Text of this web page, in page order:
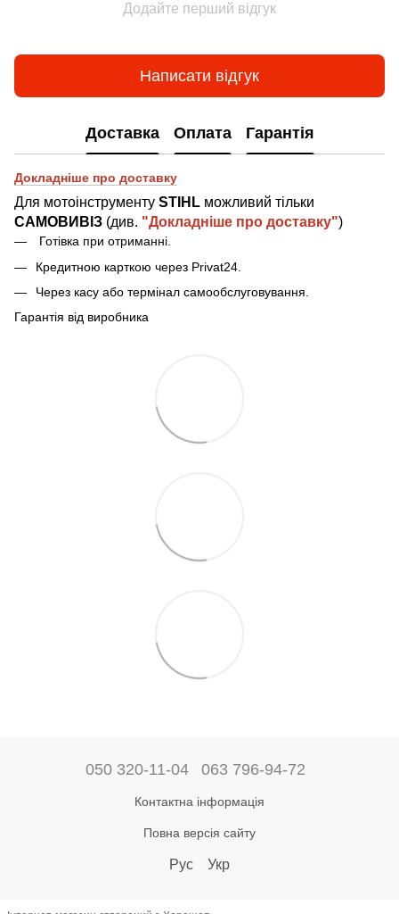
Додайте перший відгук
Написати відгук
Доставка Оплата Гарантія
Докладніше про доставку
Для мотоінструменту STIHL можливий тільки
САМОВИВІЗ (див. "Докладніше про доставку")
Готівка при отриманні
Кредитною карткою через Privat24.
Через касу або термінал самообслуговування.
Гарантія від виробника
050 320-11-04 063 796-94-72
Контактна інформація
Повна версія сайту
Рус Укр